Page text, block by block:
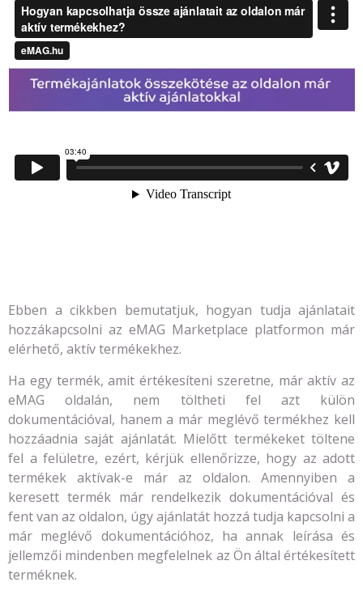
Ebben a cikkben bemutatjuk, hogyan tudja ajánlatait
hozzákapcsolni az eMAG Marketplace platformon már
elérhető, aktív termékekhez.
Ha egy termék, amit értékesíteni szeretne, már aktív az
eMAG oldalán, nem töltheti fel azt külön
dokumentációval, hanem a már meglévő termékhez kell
hozzáadnia saját ajánlatát. Mielőtt termékeket töltene
fel a felületre, ezért, kérjük ellenőrizze, hogy az adott
termékek aktívak-e már az oldalon. Amennyiben a
keresett termék már rendelkezik dokumentációval és
fent van az oldalon, úgy ajánlatát hozzá tudja kapcsolni a
már meglévő dokumentációhoz, ha annak leírása és
jellemzői mindenben megfelelnek az Ön által értékesített
terméknek.